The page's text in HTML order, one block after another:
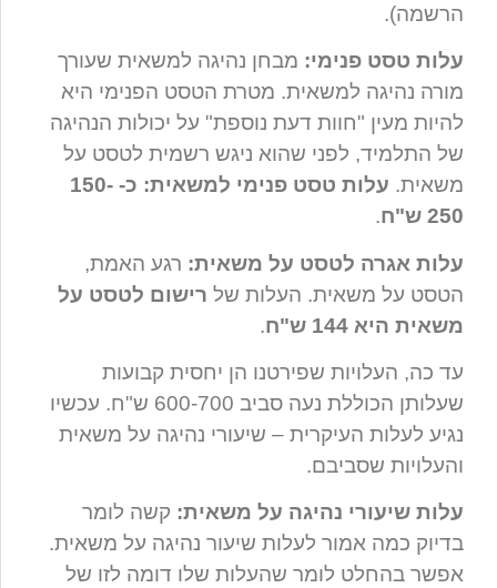
הרשמה).
עלות טסט פנימי: מבחן נהיגה למשאית שעורך
מורה נהיגה למשאית. מטרת הטסט הפנימי היא
להיות מעין "חוות דעת נוספת" על יכולות הנהיגה
של התלמיד, לפני שהוא ניגש רשמית לטסט על
משאית.
עלות טסט פנימי למשאית: כ- 150-
250 ש"ח
.
עלות אגרה לטסט על משאית: רגע האמת,
הטסט על משאית. העלות של רישום לטסט על
משאית היא 144 ש"ח
.
עד כה, העלויות שפירטנו הן יחסית קבועות
שעלותן הכוללת נעה סביב 600-700 ש"ח. עכשיו
נגיע לעלות העיקרית – שיעורי נהיגה על משאית
והעלויות שסביבם.
עלות שיעורי נהיגה על משאית: קשה לומר
בדיוק כמה אמור לעלות שיעור נהיגה על משאית.
אפשר בהחלט לומר שהעלות שלו דומה לזו של